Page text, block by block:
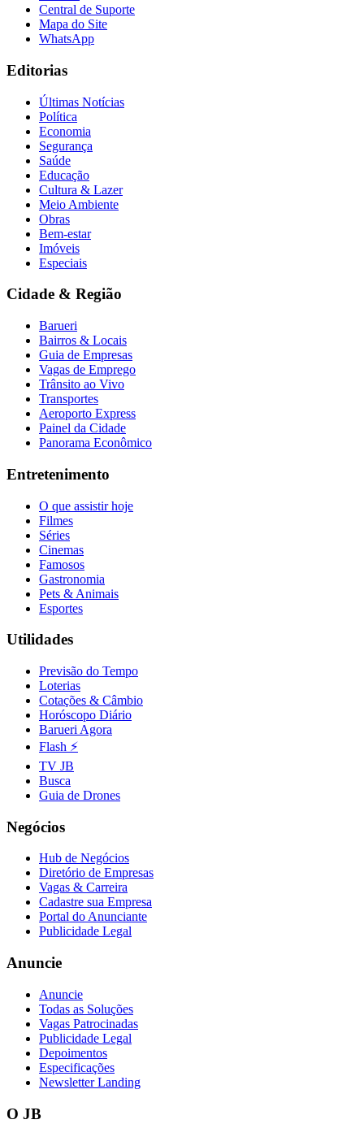
Central de Suporte
Mapa do Site
WhatsApp
Editorias
Últimas Notícias
Política
Economia
Segurança
Saúde
Educação
Cultura & Lazer
Meio Ambiente
Obras
Bem-estar
Imóveis
Especiais
Cidade & Região
Barueri
Bairros & Locais
Guia de Empresas
Vagas de Emprego
Trânsito ao Vivo
Transportes
Aeroporto Express
Painel da Cidade
Panorama Econômico
Entretenimento
O que assistir hoje
Filmes
Séries
Cinemas
Famosos
Gastronomia
Pets & Animais
Esportes
Utilidades
Previsão do Tempo
Loterias
Cotações & Câmbio
Horóscopo Diário
Barueri Agora
Flash ⚡
TV JB
Busca
Guia de Drones
Negócios
Hub de Negócios
Diretório de Empresas
Vagas & Carreira
Cadastre sua Empresa
Portal do Anunciante
Publicidade Legal
Anuncie
Anuncie
Todas as Soluções
Vagas Patrocinadas
Publicidade Legal
Depoimentos
Especificações
Newsletter Landing
O JB